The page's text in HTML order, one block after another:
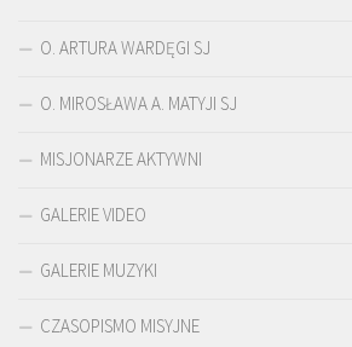
O. ARTURA WARDĘGI SJ
O. MIROSŁAWA A. MATYJI SJ
MISJONARZE AKTYWNI
GALERIE VIDEO
GALERIE MUZYKI
CZASOPISMO MISYJNE